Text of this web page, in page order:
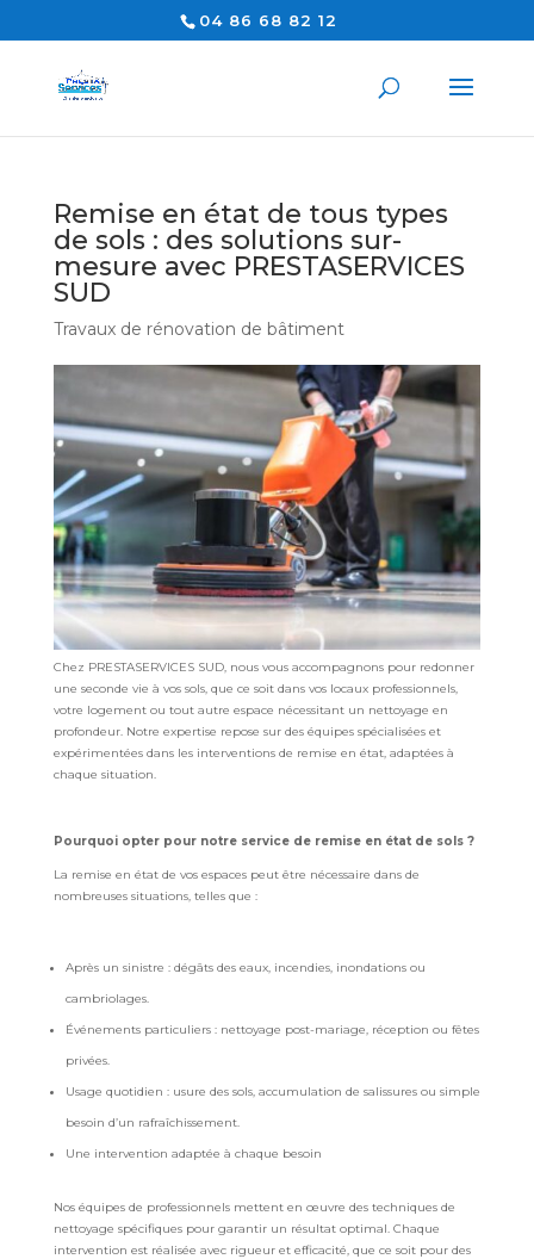
04 86 68 82 12
Remise en état de tous types
de sols : des solutions sur-
mesure avec PRESTASERVICES
SUD
Travaux de rénovation de bâtiment
Chez PRESTASERVICES SUD, nous vous accompagnons pour redonner
une seconde vie à vos sols, que ce soit dans vos locaux professionnels,
votre logement ou tout autre espace nécessitant un nettoyage en
profondeur. Notre expertise repose sur des équipes spécialisées et
expérimentées dans les interventions de remise en état, adaptées à
chaque situation.
Pourquoi opter pour notre service de remise en état de sols ?
La remise en état de vos espaces peut être nécessaire dans de
nombreuses situations, telles que :
Après un sinistre : dégâts des eaux, incendies, inondations ou
cambriolages.
Événements particuliers : nettoyage post-mariage, réception ou fêtes
privées.
Usage quotidien : usure des sols, accumulation de salissures ou simple
besoin d’un rafraîchissement.
Une intervention adaptée à chaque besoin
Nos équipes de professionnels mettent en œuvre des techniques de
nettoyage spécifiques pour garantir un résultat optimal. Chaque
intervention est réalisée avec rigueur et efficacité, que ce soit pour des